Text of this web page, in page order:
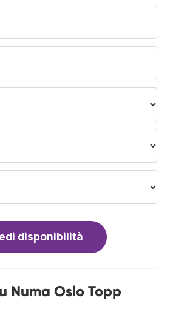
disponibilità
Numa Oslo Topp